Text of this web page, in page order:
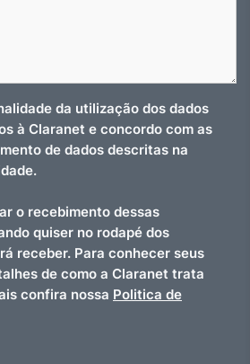
da utilização dos dados
à Claranet e concordo com as
de dados descritas na
o recebimento dessas
quiser no rodapé dos
receber. Para conhecer seus
de como a Claranet trata
confira nossa Politica de